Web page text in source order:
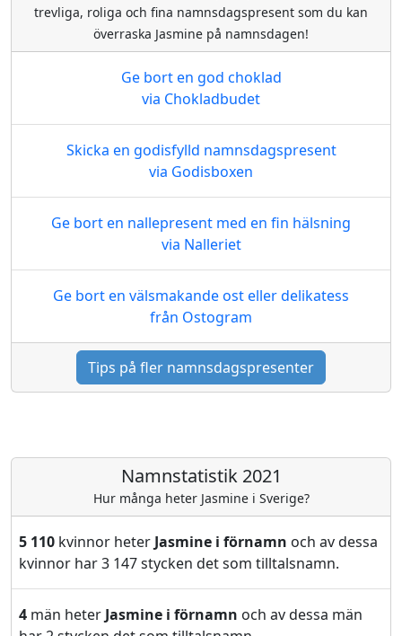
trevliga, roliga och fina namnsdagspresent som du kan
överraska Jasmine på namnsdagen!
Ge bort en god choklad
via Chokladbudet
Skicka en godisfylld namnsdagspresent
via Godisboxen
Ge bort en nallepresent med en fin hälsning
via Nalleriet
Ge bort en välsmakande ost eller delikatess
från Ostogram
Tips på fler namnsdagspresenter
Namnstatistik 2021
Hur många heter Jasmine i Sverige?
5 110 kvinnor heter Jasmine i förnamn och av dessa
kvinnor har 3 147 stycken det som tilltalsnamn.
4 män heter Jasmine i förnamn och av dessa män